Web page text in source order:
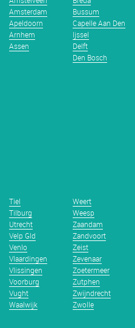
Amsterdam
Apeldoorn
Arnhem
Assen
Bussum
Capelle Aan Den
Ijssel
Delft
Den Bosch
Tiel
Tilburg
Utrecht
Velp Gld
Venlo
Vlaardingen
Vlissingen
Voorburg
Vught
Waalwijk
Weert
Weesp
Zaandam
Zandvoort
Zeist
Zevenaar
Zoetermeer
Zutphen
Zwijndrecht
Zwolle